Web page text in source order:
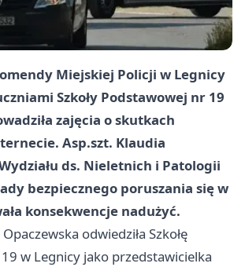
Miejskiej Policji w Legnicy
Szkoły Podstawowej nr 19
zajęcia o skutkach
Asp.szt. Klaudia
ds. Nieletnich i Patologii
bezpiecznego poruszania się w
konsekwencje nadużyć.
odwiedziła Szkołę
w Legnicy jako przedstawicielka